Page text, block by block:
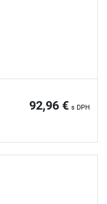
92,96 € s DPH